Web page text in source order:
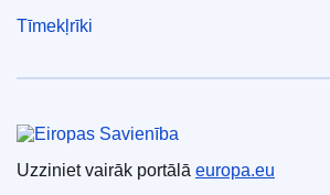
Tīmekļrīki
Uzziniet vairāk portālā europa.eu